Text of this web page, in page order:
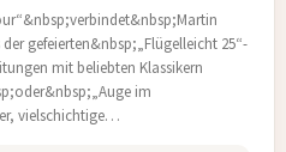
gefeierten&nbsp;„Flügelleicht 25“-
mit beliebten Klassikern
im
vielschichtige…